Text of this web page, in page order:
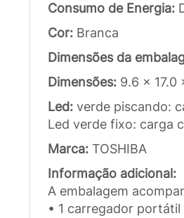
Consumo de Energia:
Cor: Branca
Dimensões da
Dimensões: 9.6 x 17.0
Led: verde piscando:
Led verde fixo: carga
Marca: TOSHIBA
Informação adicional:
A embalagem
• 1 carregador portátil